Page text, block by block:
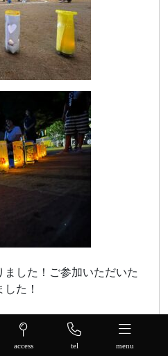
access tel menu
した！ご参加いただいた
た！